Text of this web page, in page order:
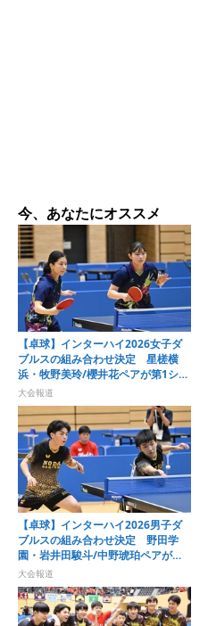
今、あなたにオススメ
【卓球】インターハイ2026女子ダ
ブルスの組み合わせ決定 星槎横
浜・牧野美玲/櫻井花ペアが第1シー
ドで最後の夏を迎える
大会報道
【卓球】インターハイ2026男子ダ
ブルスの組み合わせ決定 野田学
園・岩井田駿斗/中野琥珀ペアが第1
シードに
大会報道